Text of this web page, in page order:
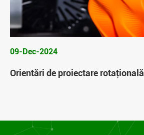
09-Dec-2024
Orientări de proiectare rotaţională